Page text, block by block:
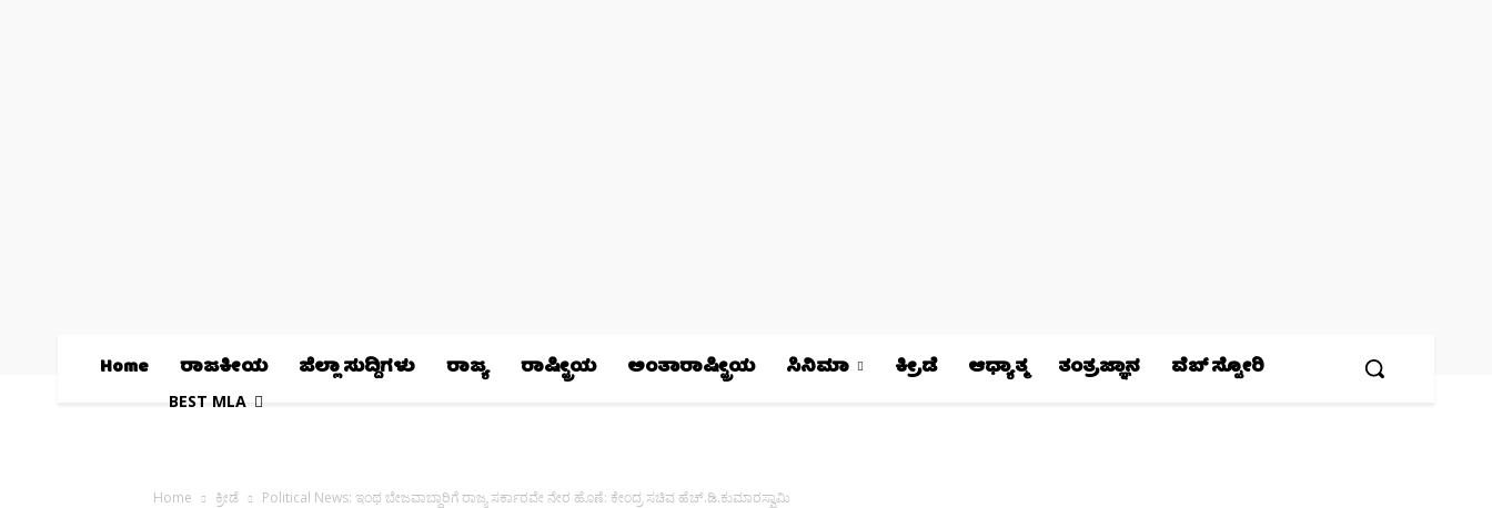
Home ರಾಜಕೀಯ ಜಿಲ್ಲಾ ಸುದ್ದಿಗಳು ರಾಜ್ಯ ರಾಷ್ಟ್ರೀಯ ಅಂತಾರಾಷ್ಟ್ರೀಯ ಸಿನಿಮಾ ಕ್ರೀಡೆ ಆಧ್ಯಾತ್ಮ ತಂತ್ರಜ್ಞಾನ ವೆಬ್ ಸ್ಟೋರಿ
BEST MLA
Home ಕ್ರೀಡೆ Political News: ಇಂಥ ಬೇಜವಾಬ್ದಾರಿಗೆ ರಾಜ್ಯ ಸರ್ಕಾರವೇ ನೇರ ಹೊಣೆ: ಕೇಂದ್ರ ಸಚಿವ ಹೆಚ್.ಡಿ.ಕುಮಾರಸ್ವಾಮಿ